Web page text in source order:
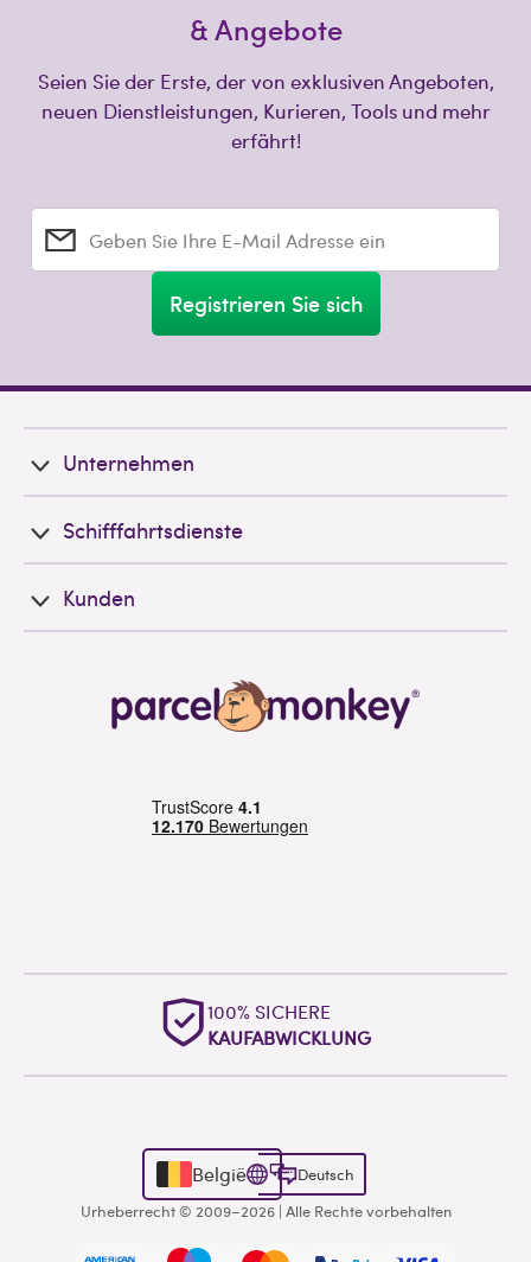
& Angebote
Seien Sie der Erste, der von exklusiven Angeboten,
neuen Dienstleistungen, Kurieren, Tools und mehr
erfährt!
Geben Sie Ihre E-Mail Adresse ein
Registrieren Sie sich
Unternehmen
Schifffahrtsdienste
Kunden
HERVORRAGENDE
WELTWEITE UNTERSTÜTZUNG
België
Deutsch
Urheberrecht © 2009–2026 | Alle Rechte vorbehalten